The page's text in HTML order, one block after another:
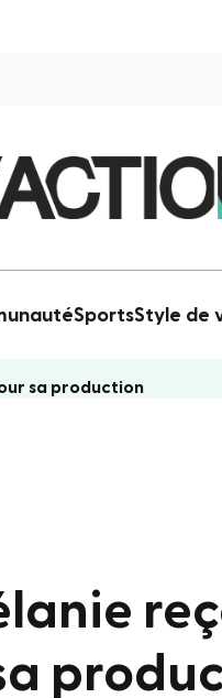
SportsStyle de
sa production